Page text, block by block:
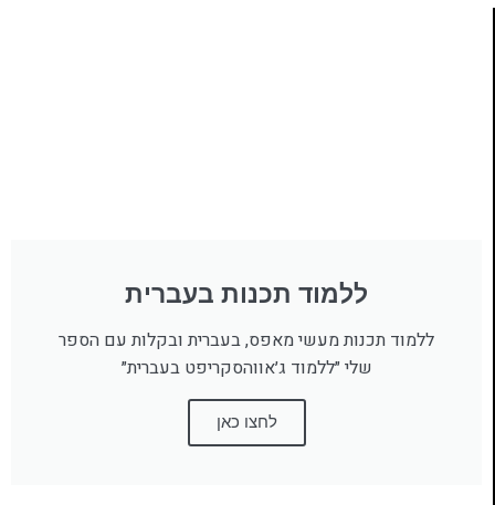
ללמוד תכנות בעברית
ללמוד תכנות מעשי מאפס, בעברית ובקלות עם הספר
שלי ״ללמוד ג׳אווהסקריפט בעברית״
לחצו כאן